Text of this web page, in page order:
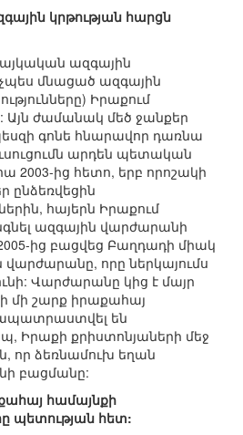
կրթության հարցն
ազգային
մնացած ազգային
Իրաքում
ժամանակ մեծ ջանքեր
գոնե հնարավոր դառնա
արդեն պետական
2003-ից հետո, երբ որոշակի
ընձեռվեցին
հայերն Իրաքում
ազգային վարժարանի
ից բացվեց Բաղդադի միակ
որը ներկայումս
Վարժարանը կից է մայր
մի շարք իրաքահայ
են
Իրաքի քրիստոնյաների մեջ
որ ձեռնամուխ եղան
բացմանը:
համայնքի
պետության հետ: